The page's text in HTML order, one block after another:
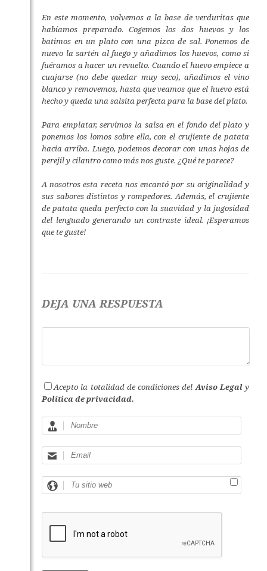
En este momento, volvemos a la base de verduritas que
habíamos preparado. Cogemos los dos huevos y los
batimos en un plato con una pizca de sal. Ponemos de
nuevo la sartén al fuego y añadimos los huevos, como si
fuéramos a hacer un revuelto. Cuando el huevo empiece a
cuajarse (no debe quedar muy seco), añadimos el vino
blanco y removemos, hasta que veamos que el huevo está
hecho y queda una salsita perfecta para la base del plato.
Para emplatar, servimos la salsa en el fondo del plato y
ponemos los lomos sobre ella, con el crujiente de patata
hacia arriba. Luego, podemos decorar con unas hojas de
perejil y cilantro como más nos guste. ¿Qué te parece?
A nosotros esta receta nos encantó por su originalidad y
sus sabores distintos y rompedores. Además, el crujiente
de patata queda perfecto con la suavidad y la jugosidad
del lenguado generando un contraste ideal. ¡Esperamos
que te guste!
DEJA UNA RESPUESTA
Acepto la totalidad de condiciones delAviso Legaly
Política de privacidad.